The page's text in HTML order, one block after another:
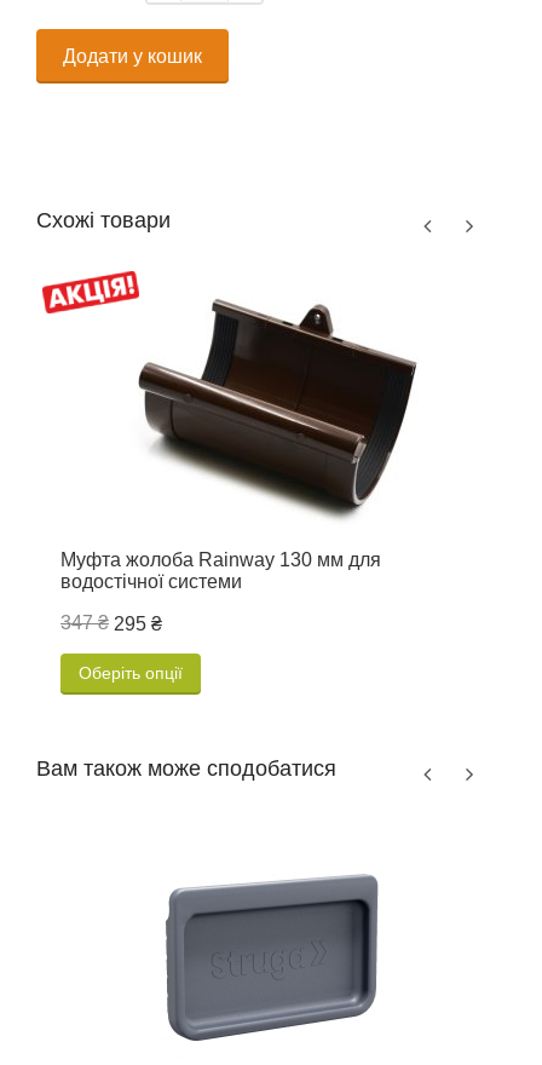
Додати у кошик
Схожі товари
Муфта жолоба Rainway 130 мм для
водостічної системи
347 ₴ 295 ₴
Оберіть опції
Вам також може сподобатися